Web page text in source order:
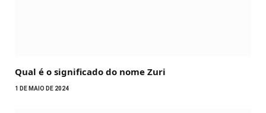
Qual é o significado do nome Zuri
1 DE MAIO DE 2024